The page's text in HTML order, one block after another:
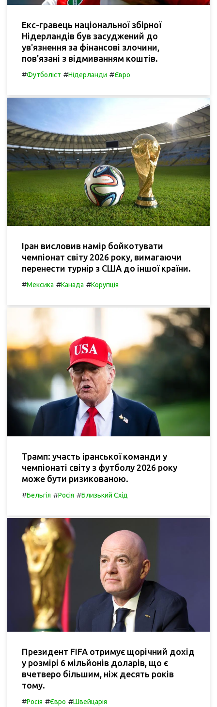
Екс-гравець національної збірної
Нідерландів був засуджений до
ув'язнення за фінансові злочини,
пов'язані з відмиванням коштів.
#Футболіст #Нідерланди #Євро
Іран висловив намір бойкотувати
чемпіонат світу 2026 року, вимагаючи
перенести турнір з США до іншої країни.
#Мексика #Канада #Корупція
Трамп: участь іранської команди у
чемпіонаті світу з футболу 2026 року
може бути ризикованою.
#Бельгія #Росія #Близький Схід
Президент FIFA отримує щорічний дохід
у розмірі 6 мільйонів доларів, що є
вчетверо більшим, ніж десять років
тому.
#Росія #Євро #Швейцарія